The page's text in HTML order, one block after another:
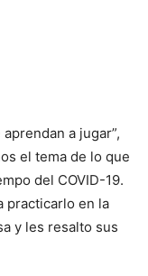
a jugar”,
el tema de lo que
del COVID-19.
practicarlo en la
y les resalto sus